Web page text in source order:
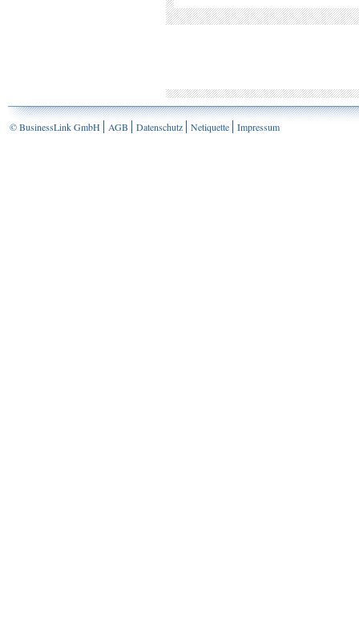
© BusinessLink GmbH AGB Datenschutz Netiquette Impressum